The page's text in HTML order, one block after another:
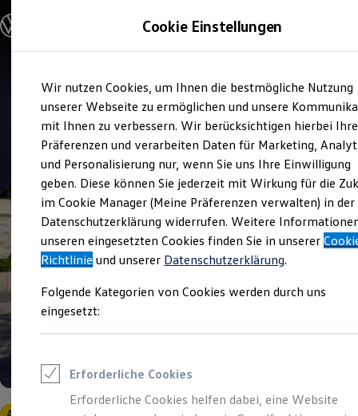
Hauptinhalt
springen
Footer
springen
Modelle und Konfigurator
Modelle vergleichen
Elektroautos
ENERGY Sondermodelle
Nutzfahrzeuge
SUV und CUV
Familienautos
Kombis
Kompaktwagen
Sportwagen
Schnell verfügbare Fahrzeuge
Angebote und Produkte
Aktuelle Angebote
E-Auto-Förderung
Volkswagen Marktplatz
Junge Gebrauchtwagen und Gebrauchtwagen
Volkswagen Zertifizierte Gebrauchtwagen
Zubehör- und Serviceangebote
Leasing
Leasing-Angebote
Gebrauchtwagen Leasing
Verkauf und Service
Auto-Zellmann
4.8| 649 Bewertungen
Cookie Einstellungen
Wir nutzen Cookies, um Ihnen die bestmögliche Nutzung
unserer Webseite zu ermöglichen und unsere
mit Ihnen zu verbessern. Wir berücksichtigen hierbei Ihre
Präferenzen und verarbeiten Daten für Marketing,
und Personalisierung nur, wenn Sie uns Ihre Einwilligung
geben. Diese können Sie jederzeit mit Wirkung für die
im Cookie Manager (Meine Präferenzen verwalten) in der
Datenschutzerklärung widerrufen. Weitere
unseren eingesetzten Cookies finden Sie in unserer
Richtlinie und unserer Datenschutzerklärung.
Folgende Kategorien von Cookies werden durch uns
eingesetzt:
Erforderliche Cookies
Erforderliche Cookies helfen dabei, eine Website